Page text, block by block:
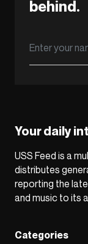
behind.
Your daily
USS Feed is a
distributes
reporting the
and music to its
Categories